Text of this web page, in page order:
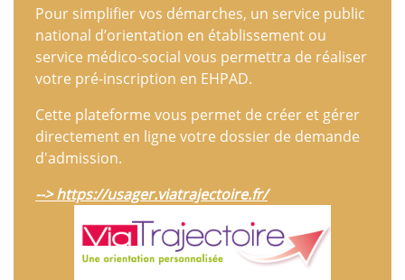
Soutien aux aidants
Actualité & Presse
Actualités
Recrutement
Formulaire en ligne
Annuaire
Pour simplifier vos démarches, un service public
national d’orientation en établissement ou
service médico-social vous permettra de réaliser
votre pré-inscription en EHPAD.
Cette plateforme vous permet de créer et gérer
directement en ligne votre dossier de demande
d'admission.
--> https://usager.viatrajectoire.fr/